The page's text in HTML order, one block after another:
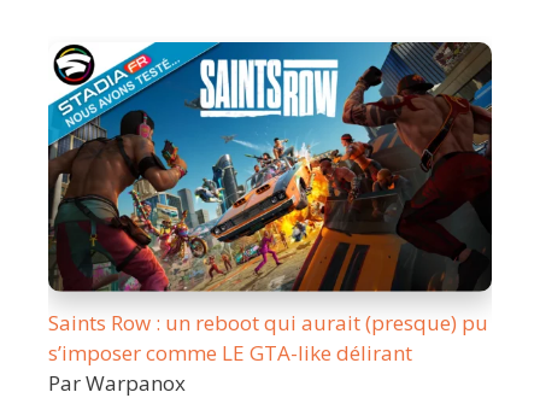
Saints Row : un reboot qui aurait (presque) pu
s’imposer comme LE GTA-like délirant
Par Warpanox